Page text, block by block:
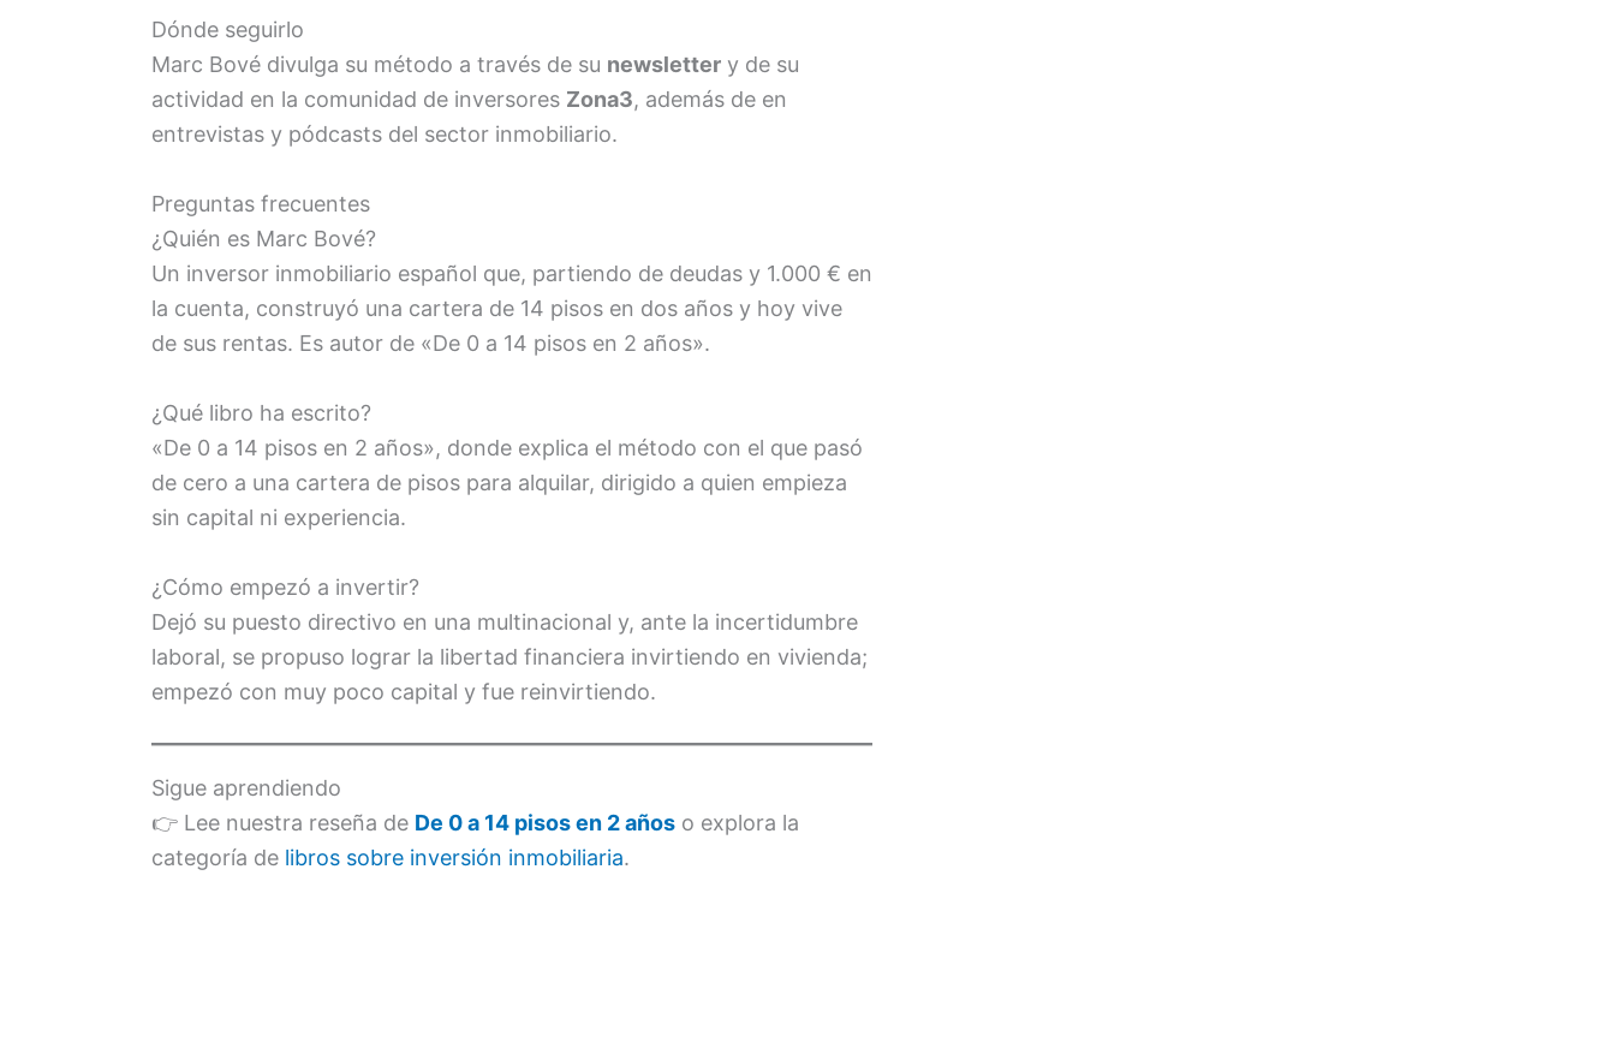
Dónde seguirlo
Marc Bové divulga su método a través de su newsletter y de su
actividad en la comunidad de inversores Zona3, además de en
entrevistas y pódcasts del sector inmobiliario.
Preguntas frecuentes
¿Quién es Marc Bové?
Un inversor inmobiliario español que, partiendo de deudas y 1.000 € en
la cuenta, construyó una cartera de 14 pisos en dos años y hoy vive
de sus rentas. Es autor de «De 0 a 14 pisos en 2 años».
¿Qué libro ha escrito?
«De 0 a 14 pisos en 2 años», donde explica el método con el que pasó
de cero a una cartera de pisos para alquilar, dirigido a quien empieza
sin capital ni experiencia.
¿Cómo empezó a invertir?
Dejó su puesto directivo en una multinacional y, ante la incertidumbre
laboral, se propuso lograr la libertad financiera invirtiendo en vivienda;
empezó con muy poco capital y fue reinvirtiendo.
Sigue aprendiendo
👉 Lee nuestra reseña de De 0 a 14 pisos en 2 años o explora la
categoría de libros sobre inversión inmobiliaria.